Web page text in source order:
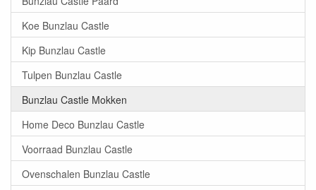
Koe Bunzlau Castle
Kip Bunzlau Castle
Tulpen Bunzlau Castle
Bunzlau Castle Mokken
Home Deco Bunzlau Castle
Voorraad Bunzlau Castle
Ovenschalen Bunzlau Castle